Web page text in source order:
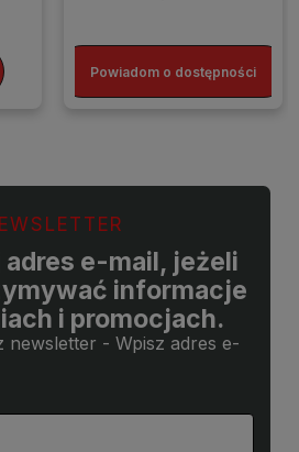
Powiadom o dostępności
adres e-mail, jeżeli
informacje
i promocjach.
newsletter - Wpisz adres e-